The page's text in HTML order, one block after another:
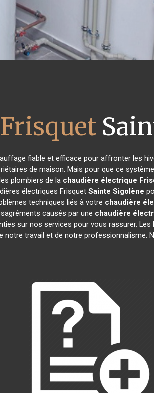
fiable et efficace pour affronter les
de maison. Mais pour que ce
plombiers de la chaudière électrique
électriques Frisquet Sainte Sigolène
techniques liés à votre chaudière
causés par une chaudière
sur nos services pour vous rassurer. Les
travail et de notre professionnalisme.